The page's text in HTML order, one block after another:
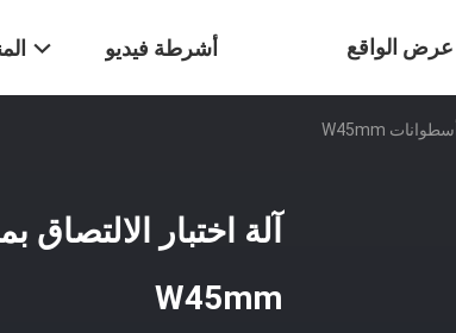
أشرطة فيديو عرض الواقع
الافتراضي
W45mm